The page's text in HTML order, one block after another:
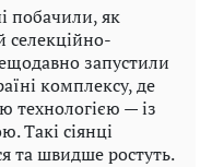
побачили, як
селекційно-
запустили
комплексу, де
технологією — із
Такі сіянці
та швидше ростуть.